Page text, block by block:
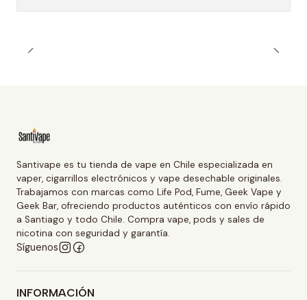
Santivape es tu tienda de vape en Chile especializada en
vaper, cigarrillos electrónicos y vape desechable originales.
Trabajamos con marcas como Life Pod, Fume, Geek Vape y
Geek Bar, ofreciendo productos auténticos con envío rápido
a Santiago y todo Chile. Compra vape, pods y sales de
nicotina con seguridad y garantía.
Síguenos
INFORMACIÓN